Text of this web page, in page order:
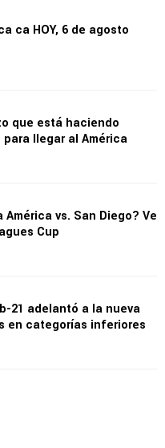
ca HOY, 6 de agosto
que está haciendo
llegar al América
América vs. San Diego? Ve
Cup
21 adelantó a la nueva
en categorías inferiores